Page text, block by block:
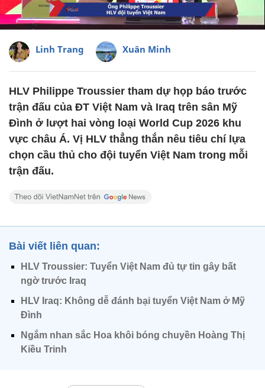
Linh Trang Xuân Minh
HLV Philippe Troussier tham dự họp báo trước
trận đấu của ĐT Việt Nam và Iraq trên sân Mỹ
Đình ở lượt hai vòng loại World Cup 2026 khu
vực châu Á. Vị HLV thẳng thắn nêu tiêu chí lựa
chọn cầu thủ cho đội tuyển Việt Nam trong mỗi
trận đấu.
Bài viết liên quan:
HLV Troussier: Tuyển Việt Nam đủ tự tin gây bất
ngờ trước Iraq
HLV Iraq: Không dễ đánh bại tuyển Việt Nam ở Mỹ
Đình
Ngắm nhan sắc Hoa khôi bóng chuyền Hoàng Thị
Kiều Trinh